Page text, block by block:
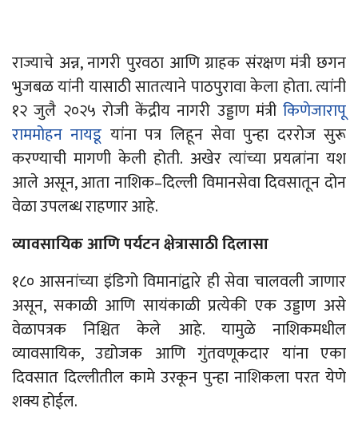
राज्याचे अन्न, नागरी पुरवठा आणि ग्राहक संरक्षण मंत्री छगन
भुजबळयांनीयासाठी सातत्याने पाठपुरावा केला होता. त्यांनी
१२ जुलै २०२५ रोजी केंद्रीय नागरी उड्डाण मंत्री किणेजारापू
राममोहन नायडू यांना पत्र लिहून सेवा पुन्हा दररोज सुरू
करण्याची मागणी केलीहोती. अखेर त्यांच्या प्रयत्नांना यश
आले असून, आता नाशिक–दिल्ली विमानसेवा दिवसातून दोन
वेळा उपलब्ध राहणार आहे.
व्यावसायिक आणि पर्यटन क्षेत्रासाठी दिलासा
१८० आसनांच्या इंडिगो विमानांद्वारे ही सेवा चालवली जाणार
असून, सकाळी आणि सायंकाळी प्रत्येकी एक उड्डाण असे
वेळापत्रक निश्चित केले आहे. यामुळे नाशिकमधील
व्यावसायिक, उद्योजक आणि गुंतवणूकदार यांना एका
दिवसात दिल्लीतील कामे उरकून पुन्हा नाशिकला परत येणे
शक्य होईल.